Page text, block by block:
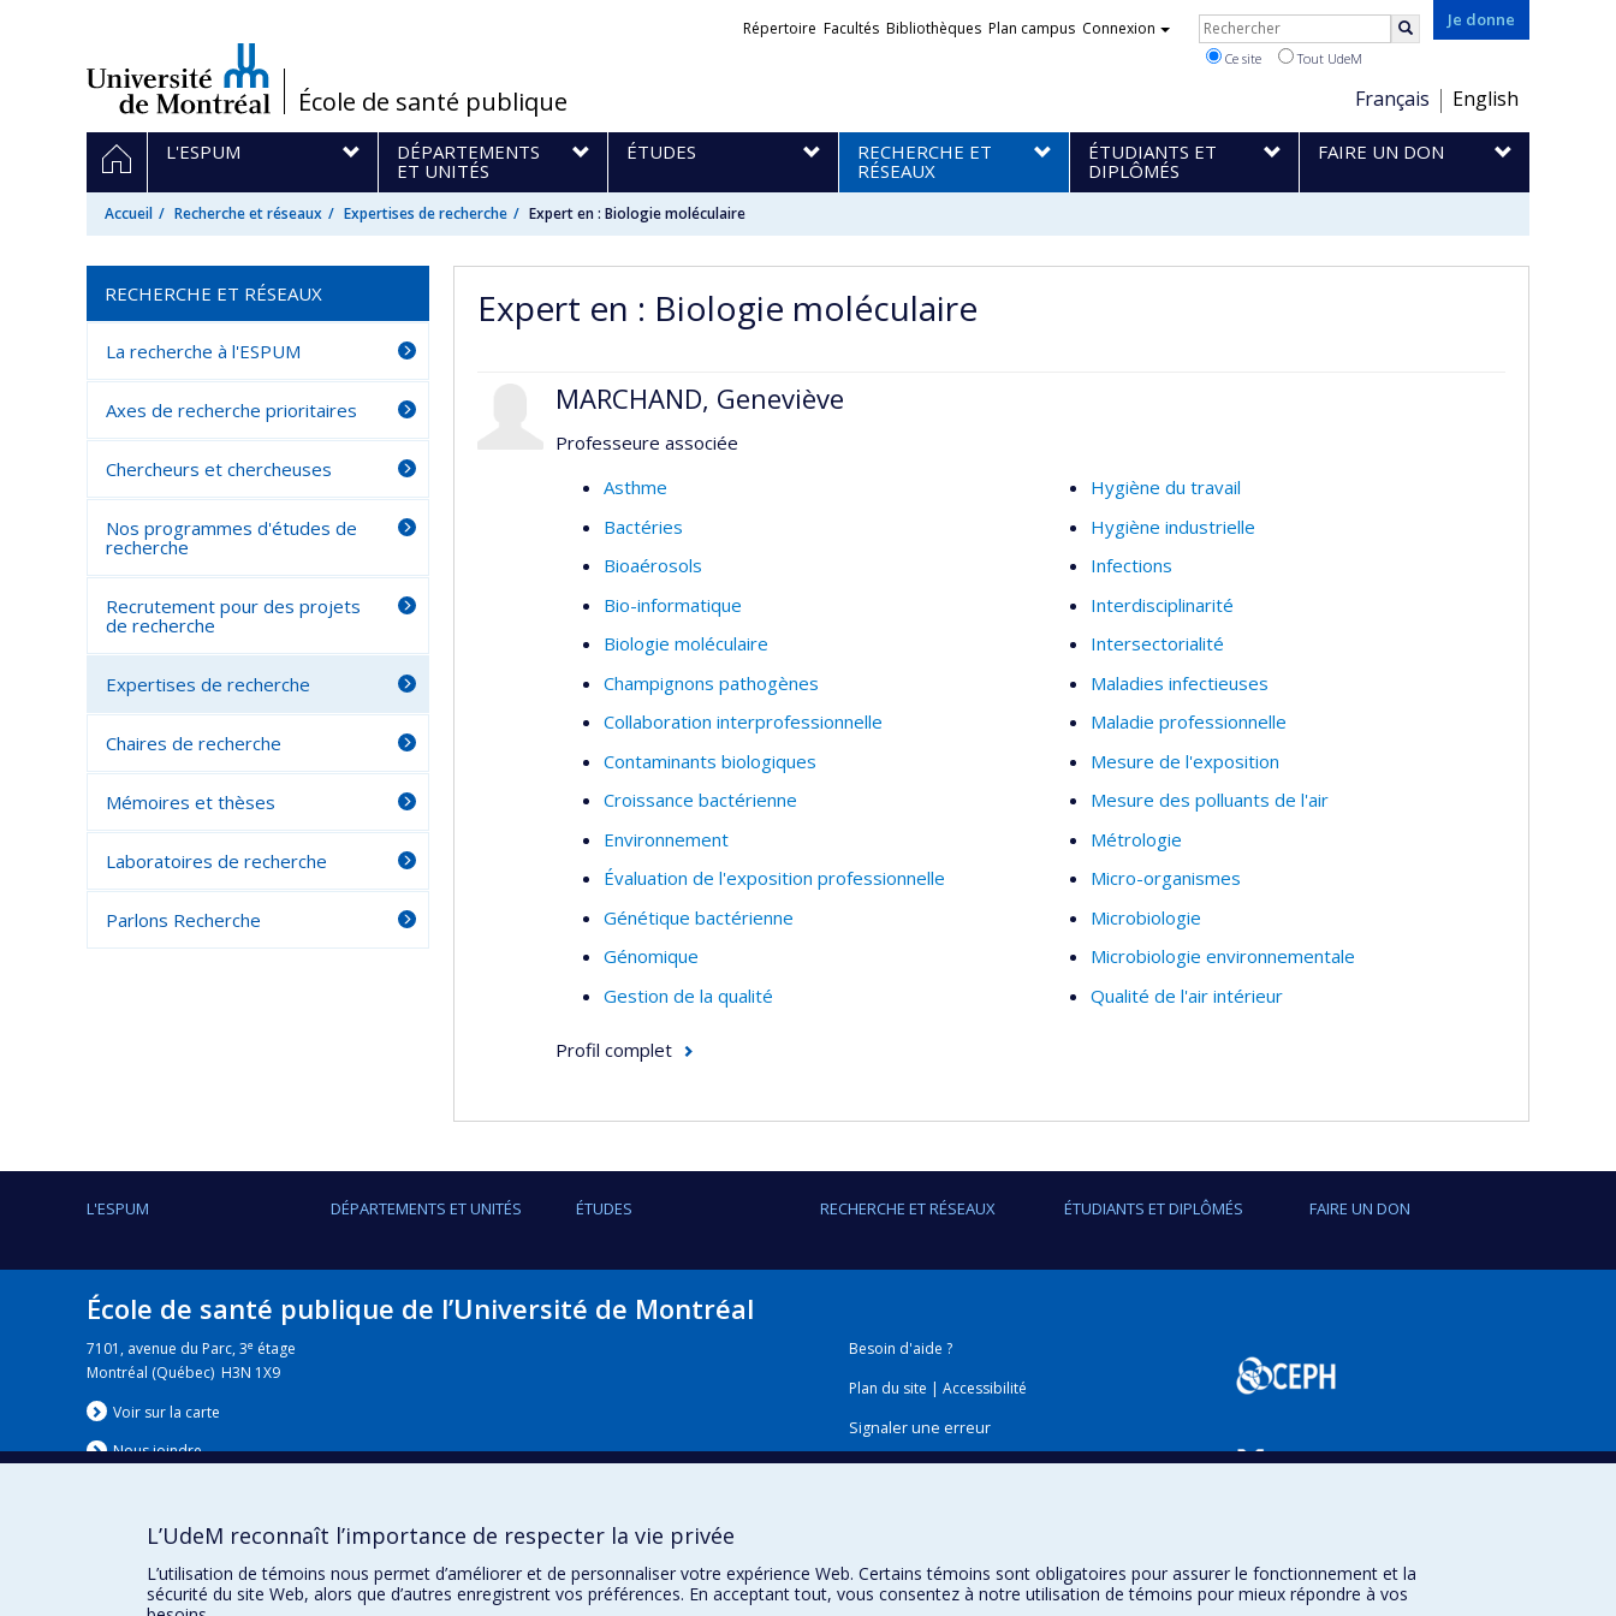
/École de santé publique
Je donne
Choix
de
la
langue
Français English
Liens
Répertoire Facultés Bibliothèques Plan campus Connexion Rechercher
Ce site Tout UdeM
Navigation
principale
ACCUEIL
L'ESPUM
DÉPARTEMENTS
ET UNITÉS
ÉTUDES
RECHERCHE ET
RÉSEAUX
ÉTUDIANTS ET
DIPLÔMÉS
FAIRE UN DON
Accueil Recherche et réseaux Expertises de recherche Expert en : Biologie moléculaire
Expert en : Biologie moléculaire
MARCHAND, Geneviève
Professeure associée
Asthme
Bactéries
Bioaérosols
Bio-informatique
Biologie moléculaire
Champignons pathogènes
Collaboration interprofessionnelle
Contaminants biologiques
Croissance bactérienne
Environnement
Évaluation de l'exposition professionnelle
Génétique bactérienne
Génomique
Gestion de la qualité
Hygiène du travail
Hygiène industrielle
Infections
Interdisciplinarité
Intersectorialité
Maladies infectieuses
Maladie professionnelle
Mesure de l'exposition
Mesure des polluants de l'air
Métrologie
Micro-organismes
Microbiologie
Microbiologie environnementale
Qualité de l'air intérieur
Profil complet
RECHERCHE ET RÉSEAUX
La recherche à l'ESPUM
Axes de recherche prioritaires
Chercheurs et chercheuses
Nos programmes d'études de
recherche
Recrutement pour des projets
de recherche
Expertises de recherche
Chaires de recherche
Mémoires et thèses
Laboratoires de recherche
Parlons Recherche
L'ESPUM DÉPARTEMENTS ET UNITÉS ÉTUDES RECHERCHE ET RÉSEAUX ÉTUDIANTS ET DIPLÔMÉS FAIRE UN DON
École de santé publique de l’Université de Montréal
7101, avenue du Parc, 3e étage
Montréal (Québec) H3N 1X9
Voir sur la carte
Nous joindre
Nouvelles |Événement
Besoin d'aide ?
Plan du site |Accessibilité
Signaler une erreur
L’UdeM reconnaît l’importance de respecter la vie privée
L’utilisation de témoins nous permet d’améliorer et de personnaliser votre expérience Web. Certains témoins sont obligatoires pour assurer le fonctionnement et la
sécurité du site Web, alors que d’autres enregistrent vos préférences. En acceptant tout, vous consentez à notre utilisation de témoins pour mieux répondre à vos